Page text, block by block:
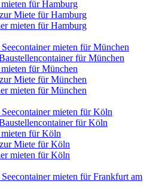
für Hamburg
Miete für Hamburg
mieten für Hamburg
mieten für München
für München
für München
Miete für München
mieten für München
mieten für Köln
für Köln
mieten für Köln
Miete für Köln
mieten für Köln
mieten für Frankfurt am